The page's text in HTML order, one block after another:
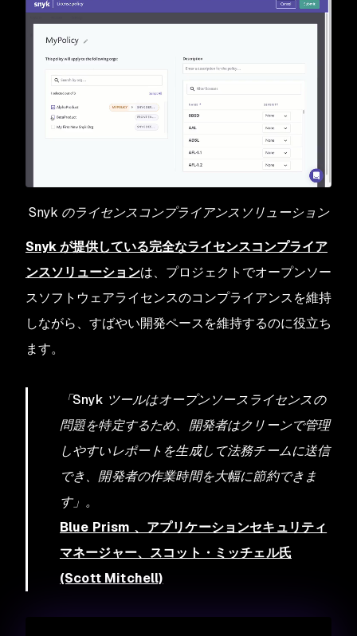
Snyk のライセンスコンプライアンスソリューション
Snyk が提供している完全なライセンスコンプライア
ンスソリューションは、プロジェクトでオープンソー
スソフトウェアライセンスのコンプライアンスを維持
しながら、すばやい開発ペースを維持するのに役立ち
ます。
「Snyk ツールはオープンソースライセンスの
問題を特定するため、開発者はクリーンで管理
しやすいレポートを生成して法務チームに送信
でき、開発者の作業時間を大幅に節約できま
す」。
Blue Prism 、アプリケーションセキュリティ
マネージャー、スコット・ミッチェル氏
(Scott Mitchell)